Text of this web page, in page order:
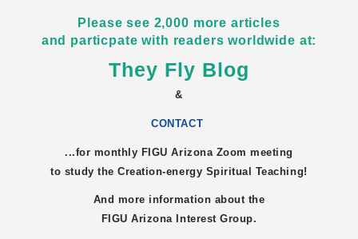
Please see 2,000 more articles
and particpate with readers worldwide at:
They Fly Blog
&
CONTACT
...for monthly FIGUArizona Zoom meeting
to study the Creation-energy Spiritual Teaching!
And more information about the
FIGUArizonaInterest Group.